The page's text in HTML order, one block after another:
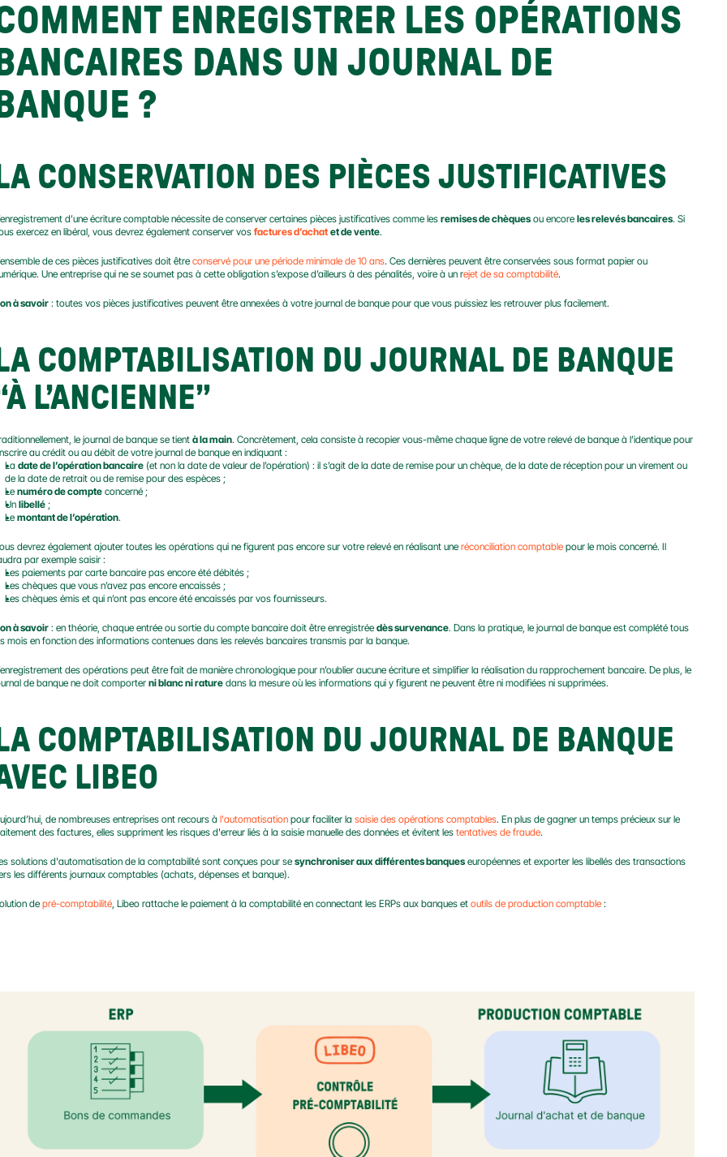
ENREGISTRER LES OPÉRATIONS
BANCAIRES DANS UN JOURNAL DE
BANQUE ?
LA CONSERVATION DES PIÈCES JUSTIFICATIVES
d’une écriture comptable nécessite de conserver certaines pièces justificatives comme les remises de chèques ou encore les relevés bancaires. Si
exercez en libéral, vous devrez également conserver vos factures d’achat et de vente.
de ces pièces justificatives doit être conservé pour une période minimale de 10 ans. Ces dernières peuvent être conservées sous format papier ou
Une entreprise qui ne se soumet pas à cette obligation s’expose d’ailleurs à des pénalités, voire à un rejet de sa comptabilité.
à savoir : toutes vos pièces justificatives peuvent être annexées à votre journal de banque pour que vous puissiez les retrouver plus facilement.
LA COMPTABILISATION DU JOURNAL DE BANQUE
L’ANCIENNE”
le journal de banque se tient à la main. Concrètement, cela consiste à recopier vous-même chaque ligne de votre relevé de banque à l’identique pour
au crédit ou au débit de votre journal de banque en indiquant :
La date de l’opération bancaire (et non la date de valeur de l’opération) : il s’agit de la date de remise pour un chèque, de la date de réception pour un virement ou
de la date de retrait ou de remise pour des espèces ;
Le numéro de compte concerné ;
Un libellé ;
Le montant de l’opération.
devrez également ajouter toutes les opérations qui ne figurent pas encore sur votre relevé en réalisant une réconciliation comptable pour le mois concerné. Il
par exemple saisir :
Les paiements par carte bancaire pas encore été débités ;
Les chèques que vous n’avez pas encore encaissés ;
Les chèques émis et qui n’ont pas encore été encaissés par vos fournisseurs.
à savoir : en théorie, chaque entrée ou sortie du compte bancaire doit être enregistrée dès survenance. Dans la pratique, le journal de banque est complété tous
mois en fonction des informations contenues dans les relevés bancaires transmis par la banque.
des opérations peut être fait de manière chronologique pour n’oublier aucune écriture et simplifier la réalisation du rapprochement bancaire. De plus, le
de banque ne doit comporter ni blanc ni rature dans la mesure où les informations qui y figurent ne peuvent être ni modifiées ni supprimées.
LA COMPTABILISATION DU JOURNAL DE BANQUE
LIBEO
de nombreuses entreprises ont recours à l'automatisation pour faciliter la saisie des opérations comptables. En plus de gagner un temps précieux sur le
des factures, elles suppriment les risques d'erreur liés à la saisie manuelle des données et évitent les tentatives de fraude.
solutions d'automatisation de la comptabilité sont conçues pour se synchroniser aux différentes banques européennes et exporter les libellés des transactions
les différents journaux comptables (achats, dépenses et banque).
de pré-comptabilité, Libeo rattache le paiement à la comptabilité en connectant les ERPs aux banques et outils de production comptable :